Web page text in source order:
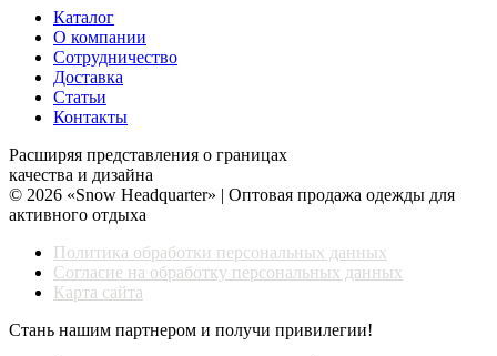
Каталог
О компании
Сотрудничество
Доставка
Статьи
Контакты
Расширяя представления о границах
качества и дизайна
© 2026 «Snow Headquarter» | Оптовая продажа одежды для
активного отдыха
Политика обработки персональных данных
Согласие на обработку персональных данных
Карта сайта
Стань нашим партнером и получи привилегии!